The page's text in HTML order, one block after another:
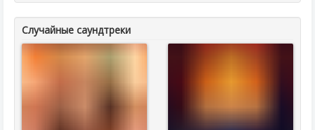
Случайные саундтреки